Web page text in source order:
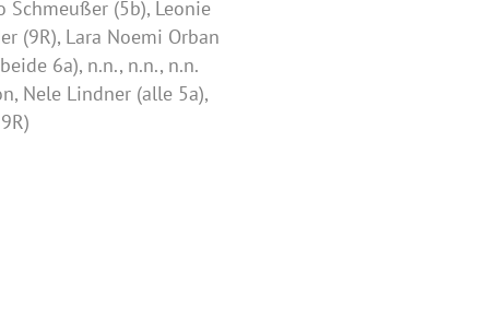
Schmeußer (5b), Leonie
(9R), Lara Noemi Orban
(beide 6a), n.n., n.n., n.n.
Nele Lindner (alle 5a),